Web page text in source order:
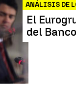
ANÁLISIS DE
El
del